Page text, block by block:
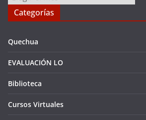
Categorías
Quechua
EVALUACIÓN LO
Biblioteca
Cursos Virtuales